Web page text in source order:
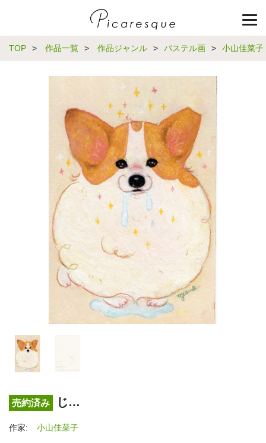
TOP > 作品一覧 > 作品ジャンル > パステル画 > 小山佳菜子
売約済み じ…
作家: 小山佳菜子